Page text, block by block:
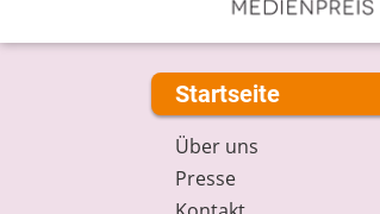
Startseite
Über uns
Presse